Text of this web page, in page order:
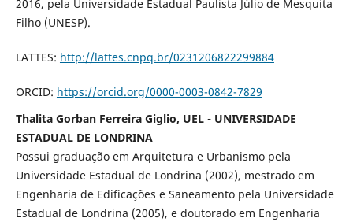
2016, pela Universidade Estadual Paulista Júlio de Mesquita
Filho (UNESP).
LATTES: http://lattes.cnpq.br/0231206822299884
ORCID: https://orcid.org/0000-0003-0842-7829
Thalita Gorban Ferreira Giglio, UEL - UNIVERSIDADE
ESTADUAL DE LONDRINA
Possui graduação em Arquitetura e Urbanismo pela
Universidade Estadual de Londrina (2002), mestrado em
Engenharia de Edificações e Saneamento pela Universidade
Estadual de Londrina (2005), e doutorado em Engenharia